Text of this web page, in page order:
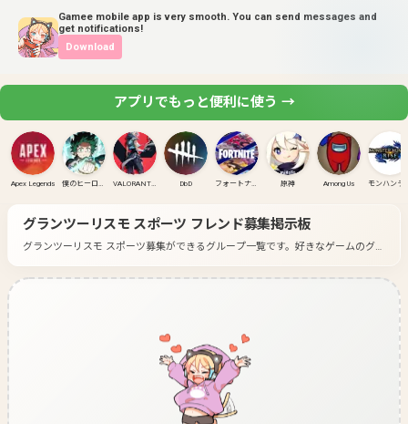
Gamee mobile app is very smooth. You can send messages and
get notifications!
Download
アプリでもっと便利に使う →
Apex Legends 僕のヒーローアカデミア ULTRA RUMBLE VALORANT(PC) DbD フォートナイト 原神 Among Us
グランツーリスモ スポーツ フレンド募集掲示板
グランツーリスモ スポーツ募集ができるグループ一覧です。 好きなゲームのグル